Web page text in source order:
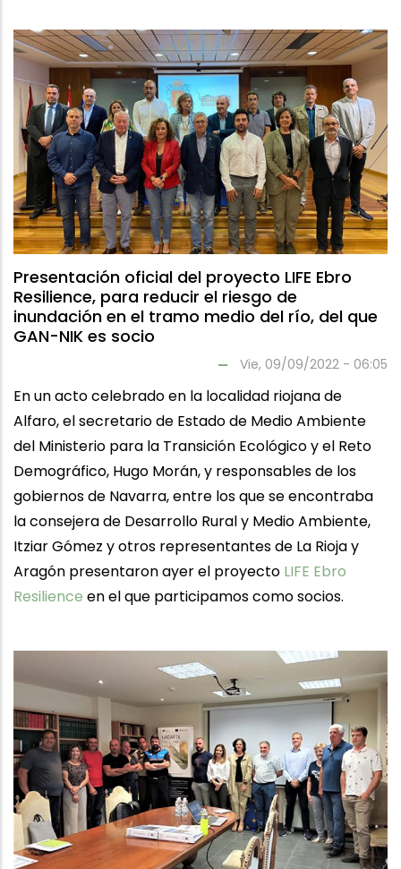
Presentación oficial del proyecto LIFE Ebro
Resilience, para reducir el riesgo de
inundación en el tramo medio del río, del que
GAN-NIK es socio
Vie, 09/09/2022 - 06:05
En un acto celebrado en la localidad riojana de
Alfaro, el secretario de Estado de Medio Ambiente
del Ministerio para la Transición Ecológico y el Reto
Demográfico, Hugo Morán, y responsables de los
gobiernos de Navarra, entre los que se encontraba
la consejera de Desarrollo Rural y Medio Ambiente,
Itziar Gómez y otros representantes de La Rioja y
Aragón presentaron ayer el proyecto LIFE Ebro
Resilience en el que participamos como socios.